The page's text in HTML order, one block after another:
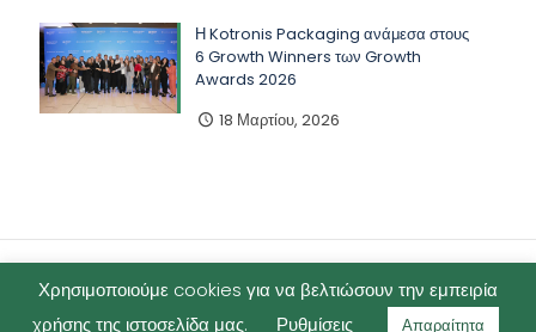
Η Kotronis Packaging ανάμεσα στους
6 Growth Winners των Growth
Awards 2026
18 Μαρτίου, 2026
Χρησιμοποιούμε cookies για να βελτιώσουν την εμπειρία
χρήσης της ιστοσελίδα μας.
Ρυθμίσεις Απαραίτητα